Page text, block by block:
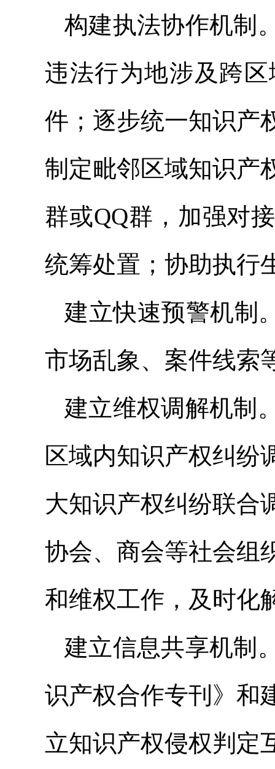
构建执法协作机制
违法行为地涉及跨
件；逐步统一知识产
制定毗邻区域知识产
群或QQ群，加强对
统筹处置；协助执行
建立快速预警机制
市场乱象、案件线索
建立维权调解机制
区域内知识产权纠纷
大知识产权纠纷联合
协会、商会等社会组
和维权工作，及时化
建立信息共享机制
识产权合作专刊》和
立知识产权侵权判定